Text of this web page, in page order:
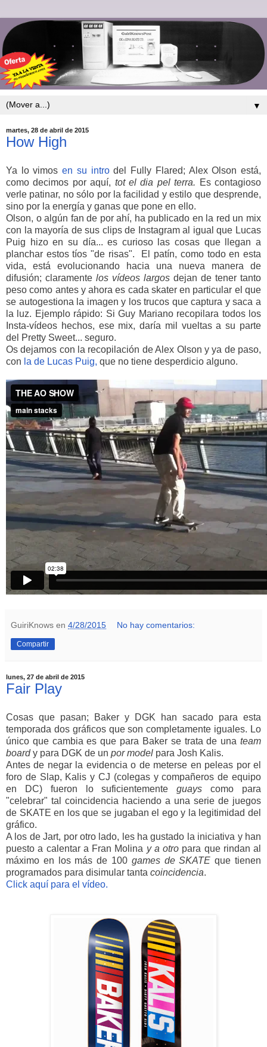
▼
martes, 28 de abril de 2015
How High
Ya lo vimosen su introdel Fully Flared; Alex Olson está,
como decimos por aquí, tot el dia pel terra. Es contagioso
verle patinar, no sólo por la facilidad y estilo que desprende,
sino por la energía y ganas que pone en ello.
Olson, o algún fan de por ahí, ha publicado en la red un mix
con la mayoría de sus clips de Instagram al igual que Lucas
Puig hizo en su día... es curioso las cosas que llegan a
planchar estos tíos "de risas". El patín, como todo en esta
vida, está evolucionando hacia una nueva manera de
difusión; claramente los vídeos largos dejan de tener tanto
peso como antes y ahora es cada skater en particular el que
se autogestiona la imagen y los trucos que captura y saca a
la luz. Ejemplo rápido: Si Guy Mariano recopilara todos los
Insta-vídeos hechos, ese mix, daría mil vueltas a su parte
del Pretty Sweet... seguro.
Os dejamos con la recopilación de Alex Olson y ya de paso,
con la de Lucas Puig, que no tiene desperdicio alguno.
GuiriKnows en 4/28/2015 No hay comentarios:
Compartir
lunes, 27 de abril de 2015
Fair Play
Cosas que pasan; Baker y DGK han sacado para esta
temporada dos gráficos que son completamente iguales. Lo
único que cambia es que para Baker se trata de una team
boardy para DGK de un por model para Josh Kalis.
Antes de negar la evidencia o de meterse en peleas por el
foro de Slap, Kalis y CJ (colegas y compañeros de equipo
en DC) fueron lo suficientementeguays como para
"celebrar" tal coincidencia haciendo a una serie de juegos
de SKATE en los que se jugaban el ego y la legitimidad del
gráfico.
A los de Jart, por otro lado, les ha gustado la iniciativa y han
puesto a calentar a Fran Molina y a otro para que rindan al
máximo en los más de 100 games de SKATE que tienen
programados para disimular tanta coincidencia.
Click aquí para el vídeo.